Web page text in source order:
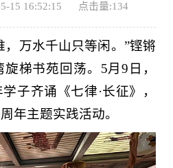
15 16:52:15 点击量:134
，万水千山只等闲。”铿锵
梯书苑回荡。5月9日，
子齐诵《七律·长征》，
年主题实践活动。